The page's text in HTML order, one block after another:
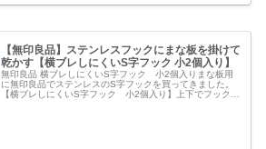
【無印良品】ステンレスフックにまな板を掛けて
乾かす【横ブレしにくいS字フック 小2個入り】
無印良品 横ブレしにくいS字フック 小2個入りまな板用
に無印良品でステンレスのS字フックを買ってきました。
【横ブレしにくいS字フック 小2個入り】上下でフックの